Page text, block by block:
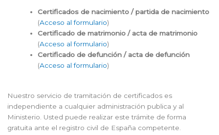
Certificados de nacimiento / partida de nacimiento
(Acceso al formulario)
Certificado de matrimonio / acta de matrimonio
(Acceso al formulario)
Certificado de defunción / acta de defunción
(Acceso al formulario)
Nuestro servicio de tramitación de certificados es
independiente a cualquier administración publica y al
Ministerio. Usted puede realizar este trámite de forma
gratuita ante el registro civil de España competente.